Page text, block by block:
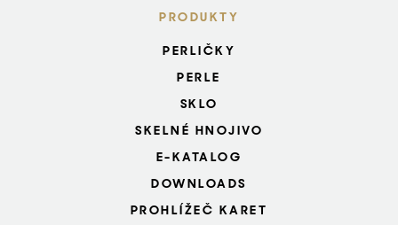
PRODUKTY
PERLIČKY
PERLE
SKLO
SKELNÉ HNOJIVO
E-KATALOG
DOWNLOADS
PROHLÍŽEČ KARET